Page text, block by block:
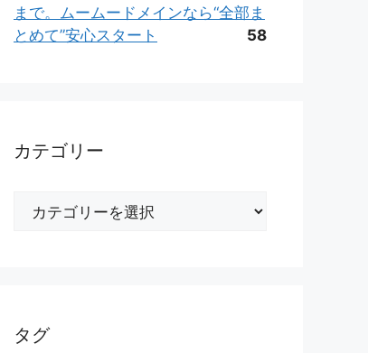
まで。ムームードメインなら“全部ま
とめて”安心スタート
58
カテゴリー
タグ